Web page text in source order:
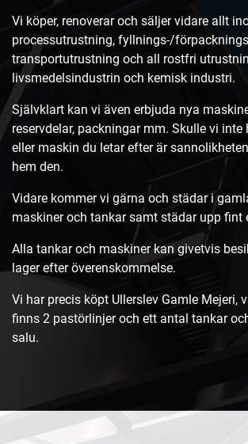
Vi köper, renoverar och säljer vidare allt
processutrustning, fyllnings-/
transportutrustning och all rostfri
livsmedelsindustrin och kemisk industri.
Självklart kan vi även erbjuda nya
reservdelar, packningar mm. Skulle vi
eller maskin du letar efter är
hem den.
Vidare kommer vi gärna och städar i
maskiner och tankar samt städar upp fint
Alla tankar och maskiner kan givetvis
lager efter överenskommelse.
Vi har precis köpt Ullerslev Gamle Mejeri,
finns 2 pastörlinjer och ett antal tankar
salu.